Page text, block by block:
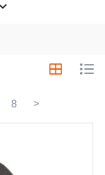
8 >